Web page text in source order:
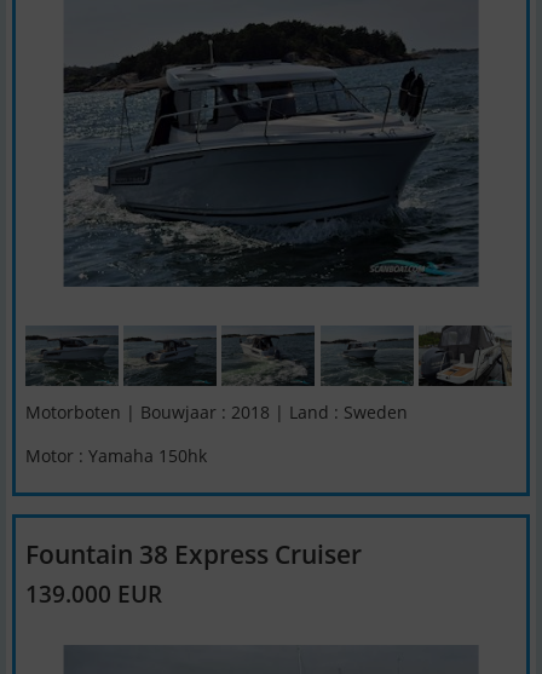
Motorboten | Bouwjaar : 2018 | Land : Sweden
Motor : Yamaha 150hk
Fountain 38 Express Cruiser
139.000 EUR